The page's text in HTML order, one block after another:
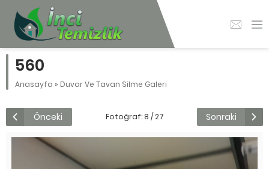
560
Anasayfa » Duvar Ve Tavan Silme Galeri
Önceki Fotoğraf: 8 / 27 Sonraki